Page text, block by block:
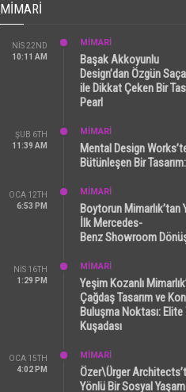
MIMARI
NIS 22ND
10:11 AM
MİMARİ
Başak Akkoyunlu
Design’dan Özgün
ile Dikkat Çeken Bir
Pearl
ŞUB 6TH
11:39 AM
MİMARİ
Mental Design
Bütünleşen Bir
OCA 12TH
6:53 PM
MİMARİ
Boytorun Mimarlık’tan
İlk Mercedes-
Benz Showroom
NIS 16TH
1:29 PM
MİMARİ
Yeşim Kozanlı
Çağdaş Tasarım ve
Buluşma Noktası: Elite
Kuşadası
OCA 15TH
4:02 PM
MİMARİ
Özer\Ürger
Yönlü Bir Sosyal